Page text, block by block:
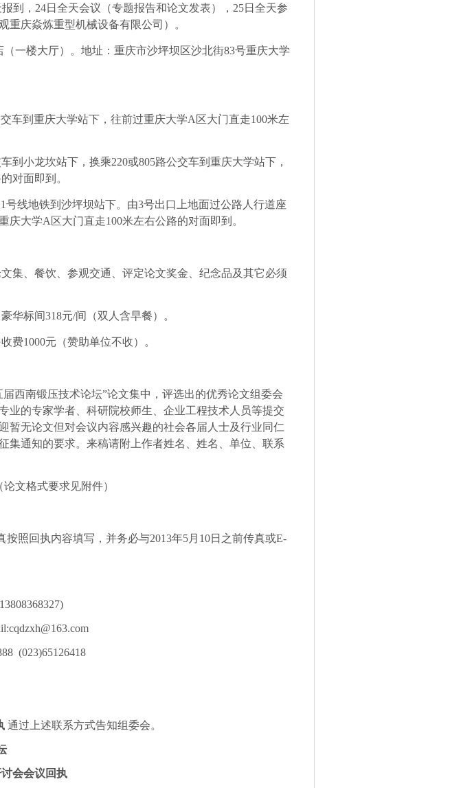
到， 24日全天会议（专题报告和论文发表）， 25日全天参
重庆焱炼重型机械设备有限公司）。
（一楼大厅）。地址：重庆市沙坪坝区沙北街83号重庆大学
车到重庆大学站下，往前过重庆大学A 区大门直走100米左
到小龙坎站下，换乘220或805路公交车到重庆大学站下，
对面即到。
1号线地铁到沙坪坝站下。由3号出口上地面过公路人行道座
庆大学A 区大门直走100米左右公路的对面即到。
集、餐饮、参观交通、评定论文奖金、纪念品及其它必须
华标间318元/间（双人含早餐）。
费1000元（赞助单位不收）。
西南锻压技术论坛”论文集中，评选出的优秀论文组委会
业的专家学者、科研院校师生、企业工程技术人员等提交
暂无论文但对会议内容感兴趣的社会各届人士及行业同仁
集通知的要求。来稿请附上作者姓名、姓名、单位、联系
论文格式要求见附件）
按照回执内容填写，并务必与2013年5月 10日之前传真或E-
13808368327)
(023)65126418
通过上述联系方式告知组委会。
会会议回执